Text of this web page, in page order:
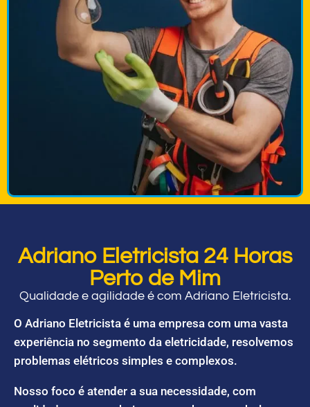
Adriano Eletricista 24 Horas
Perto de Mim
Qualidade e agilidade é com Adriano Eletricista.
O Adriano Eletricista é uma empresa com uma vasta
experiência no segmento da eletricidade, resolvemos
problemas elétricos simples e complexos.
Nosso foco é atender a sua necessidade, com